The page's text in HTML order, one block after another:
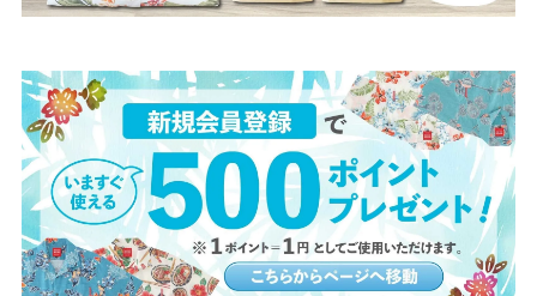
130cm
在庫切れ 店舗取り寄せ申請
140cm
在庫切れ 店舗取り寄せ申請